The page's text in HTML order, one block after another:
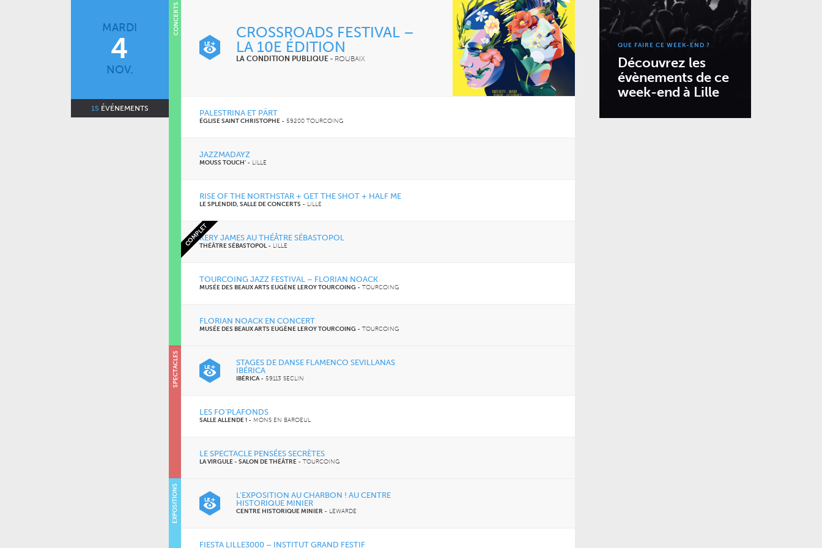
MARDI
4
NOV.
15 ÉVÉNEMENTS
CROSSROADS FESTIVAL –
LA 10E ÉDITION
LA CONDITION PUBLIQUE- ROUBAIX
PALESTRINA ET PÄRT
ÉGLISE SAINT CHRISTOPHE- 59200 TOURCOING
JAZZMADAYZ
MOUSS TOUCH'- LILLE
RISE OF THE NORTHSTAR + GET THE SHOT + HALF ME
LE SPLENDID, SALLE DE CONCERTS - LILLE
COMPLETKERY JAMES AU THÉÂTRE SÉBASTOPOL
THÉÂTRE SÉBASTOPOL- LILLE
TOURCOING JAZZ FESTIVAL – FLORIAN NOACK
MUSÉE DES BEAUX ARTS EUGÈNE LEROY TOURCOING - TOURCOING
FLORIAN NOACK EN CONCERT
MUSÉE DES BEAUX ARTS EUGÈNE LEROY TOURCOING - TOURCOING
CONCERTS
SOIRÉES
STAGES DE DANSE FLAMENCO SEVILLANAS
IBÉRICA
IBÉRICA- 59113 SECLIN
LES FO’PLAFONDS
SALLE ALLENDE !- MONS EN BAROEUL
LE SPECTACLE PENSÉES SECRÈTES
LA VIRGULE - SALON DE THÉÂTRE- TOURCOING
SPECTACLES
L’EXPOSITION AU CHARBON ! AU CENTRE
HISTORIQUE MINIER
CENTRE HISTORIQUE MINIER - LEWARDE
FIESTA LILLE3000 – INSTITUT GRAND FESTIF
EXPOSITIONS
QUE FAIRE CE WEEK-END ?
Découvrez les
évènements de ce
week-end à Lille